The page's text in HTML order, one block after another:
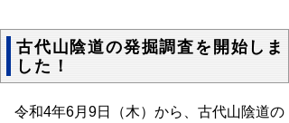
古代山陰道の発掘調査を開始しま
した！
令和4年6月9日（木）から、古代山陰道の